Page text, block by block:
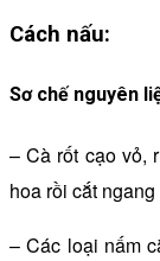
Cách nấu:
Sơ chế nguyên
– Cà rốt cạo vỏ,
hoa rồi cắt
– Các loại nấm